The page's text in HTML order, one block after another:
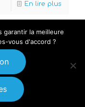
En lire plus
et web
légales
garantir la meilleure
vous d'accord ?